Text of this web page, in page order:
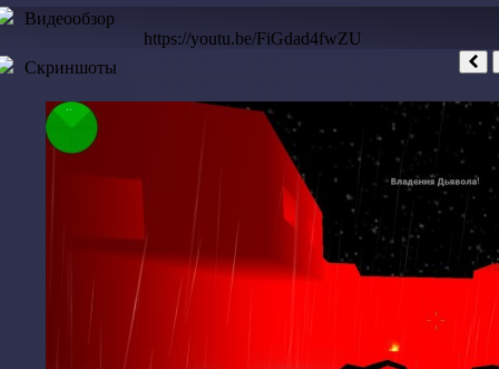
Видеообзор
https://youtu.be/FiGdad4fwZU
Скриншоты